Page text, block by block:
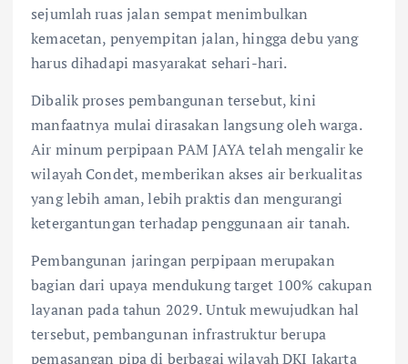
sejumlah ruas jalan sempat menimbulkan
kemacetan, penyempitan jalan, hingga debu yang
harus dihadapi masyarakat sehari-hari.
Dibalik proses pembangunan tersebut, kini
manfaatnya mulai dirasakan langsung oleh warga.
Air minum perpipaan PAM JAYA telah mengalir ke
wilayah Condet, memberikan akses air berkualitas
yang lebih aman, lebih praktis dan mengurangi
ketergantungan terhadap penggunaan air tanah.
Pembangunan jaringan perpipaan merupakan
bagian dari upaya mendukung target 100% cakupan
layanan pada tahun 2029. Untuk mewujudkan hal
tersebut, pembangunan infrastruktur berupa
pemasangan pipa di berbagai wilayah DKI Jakarta